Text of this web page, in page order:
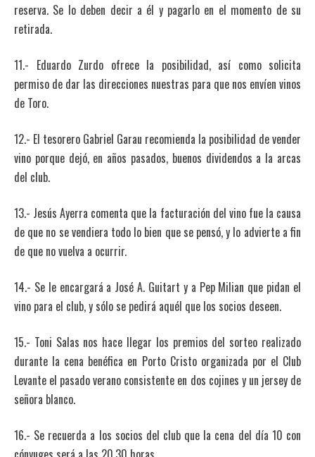
reserva. Se lo deben decir a él y pagarlo en el momento de su
retirada.
11.- Eduardo Zurdo ofrece la posibilidad, así como solicita
permiso de dar las direcciones nuestras para que nos envíen vinos
de Toro.
12.- El tesorero Gabriel Garau recomienda la posibilidad de vender
vino porque dejó, en años pasados, buenos dividendos a la arcas
del club.
13.- Jesús Ayerra comenta que la facturación del vino fue la causa
de que no se vendiera todo lo bien que se pensó, y lo advierte a fin
de que no vuelva a ocurrir.
14.- Se le encargará a José A. Guitart y a Pep Milian que pidan el
vino para el club, y sólo se pedirá aquél que los socios deseen.
15.- Toni Salas nos hace llegar los premios del sorteo realizado
durante la cena benéfica en Porto Cristo organizada por el Club
Levante el pasado verano consistente en dos cojines y un jersey de
señora blanco.
16.- Se recuerda a los socios del club que la cena del día 10 con